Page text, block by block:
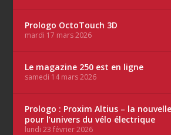
Prologo OctoTouch 3D
mardi 17 mars 2026
Le magazine 250 est en ligne
samedi 14 mars 2026
Prologo : Proxim Altius – la
pour l’univers du vélo électrique
lundi 23 février 2026